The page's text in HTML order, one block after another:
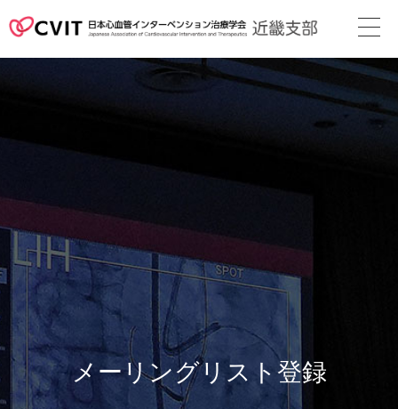
役員名簿
地方会の案内
メディカル
スタッフ
関連リンク
カレンダー
メーリングリスト登録